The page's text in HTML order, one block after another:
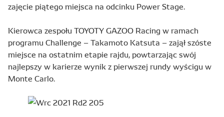
zajęcie piątego miejsca na odcinku Power Stage.
Kierowca zespołu TOYOTY GAZOO Racing w ramach
programu Challenge – Takamoto Katsuta – zajął szóste
miejsce na ostatnim etapie rajdu, powtarzając swój
najlepszy w karierze wynik z pierwszej rundy wyścigu w
Monte Carlo.